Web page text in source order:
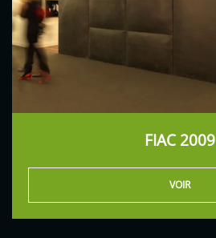
FIAC 2009
VOIR